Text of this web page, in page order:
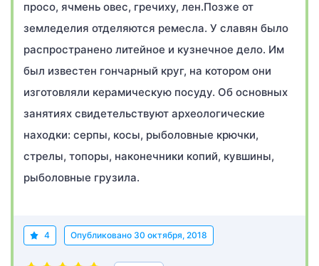
просо, ячмень овес, гречиху, лен.Позже от
земледелия отделяются ремесла. У славян было
распространено литейное и кузнечное дело. Им
был известен гончарный круг, на котором они
изготовляли керамическую посуду. Об основных
занятиях свидетельствуют археологические
находки: серпы, косы, рыболовные крючки,
стрелы, топоры, наконечники копий, кувшины,
рыболовные грузила.
4 Опубликовано 30 октября, 2018